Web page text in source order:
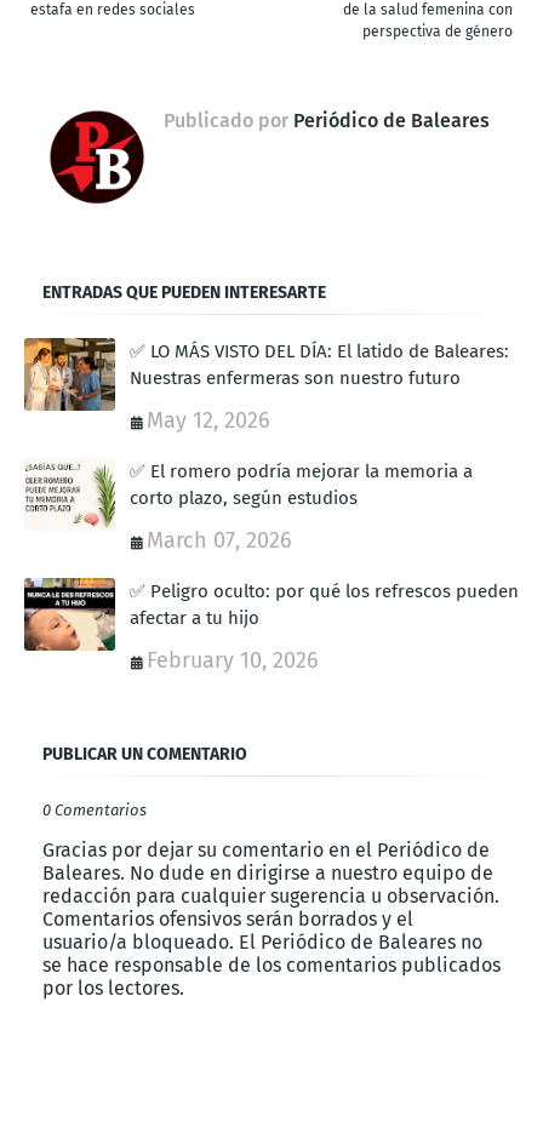
de la salud femenina con
perspectiva de género
estafa en redes sociales
Publicado por Periódico de Baleares
ENTRADAS QUE PUEDEN INTERESARTE
✅ LO MÁS VISTO DEL DÍA: El latido de Baleares:
Nuestras enfermeras son nuestro futuro
May 12, 2026
✅ El romero podría mejorar la memoria a
corto plazo, según estudios
March 07, 2026
✅ Peligro oculto: por qué los refrescos pueden
afectar a tu hijo
February 10, 2026
PUBLICAR UN COMENTARIO
0 Comentarios
Gracias por dejar su comentario en el Periódico de
Baleares. No dude en dirigirse a nuestro equipo de
redacción para cualquier sugerencia u observación.
Comentarios ofensivos serán borrados y el
usuario/a bloqueado. El Periódico de Baleares no
se hace responsable de los comentarios publicados
por los lectores.